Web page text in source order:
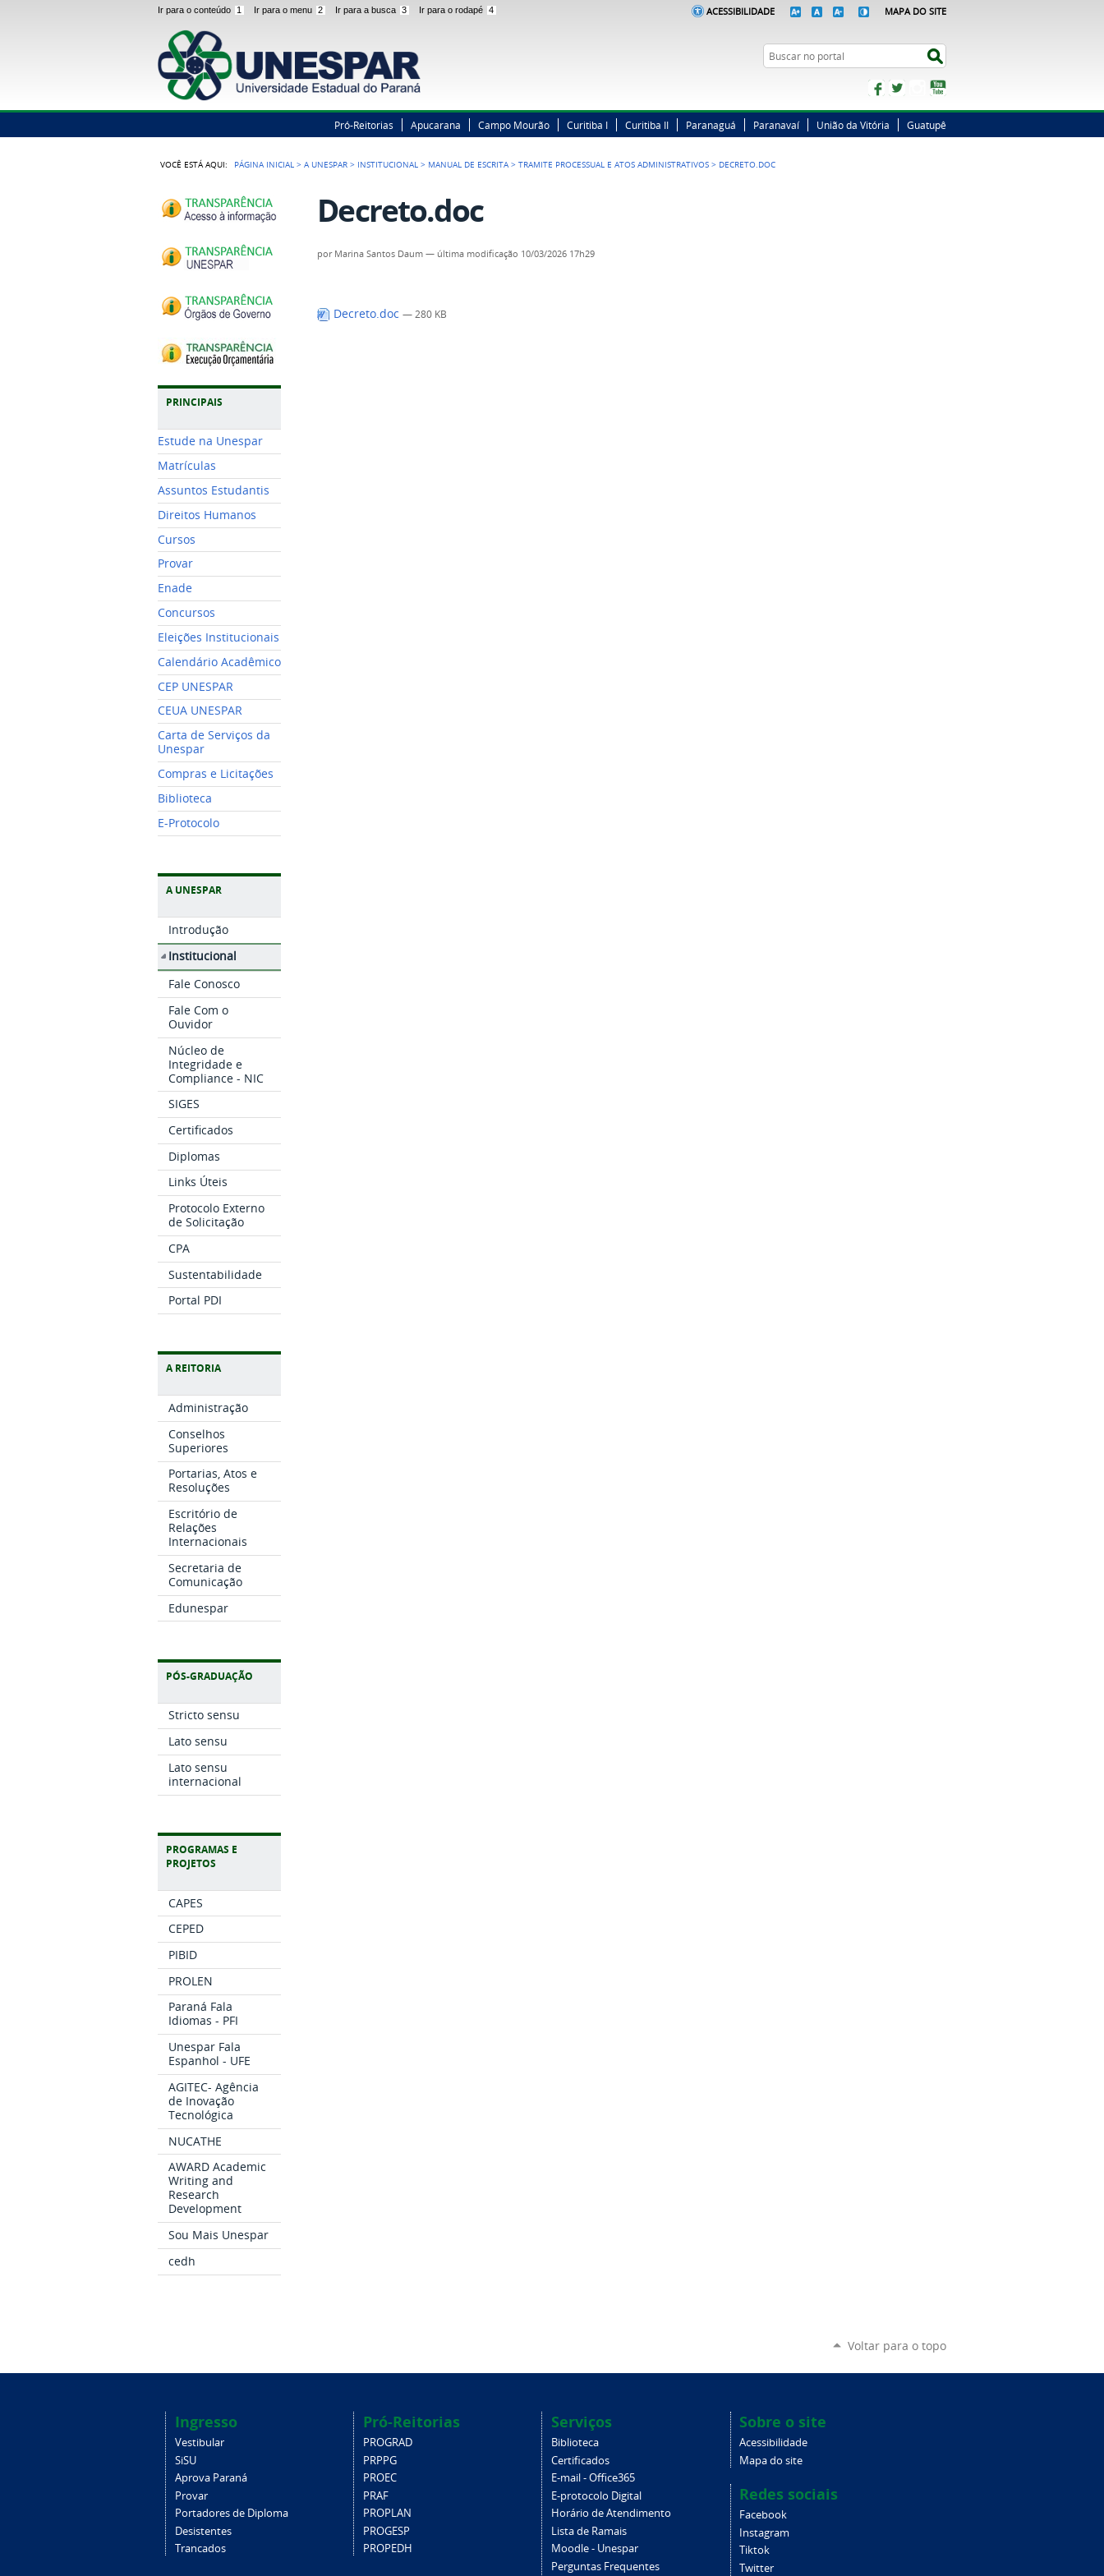
Ir para o conteúdo 1 Ir para o menu 2 Ir para a busca 3 Ir para o rodapé 4 ACESSIBILIDADE MAPA DO SITE
Busca
FacebookTwitterInstagram
Pró-Reitorias Apucarana Campo Mourão Curitiba I Curitiba II Paranaguá Paranavaí União da Vitória Guatupê
VOCÊ ESTÁ AQUI: PÁGINA INICIAL >A UNESPAR > INSTITUCIONAL > MANUAL DE ESCRITA >TRAMITE PROCESSUAL E ATOS ADMINISTRATIVOS > DECRETO.DOC
PRINCIPAIS
Estude na Unespar
Matrículas
Assuntos Estudantis
Direitos Humanos
Cursos
Provar
Enade
Concursos
Eleições Institucionais
Calendário Acadêmico
CEP UNESPAR
CEUA UNESPAR
Carta de Serviços da
Unespar
Compras e Licitações
Biblioteca
E-Protocolo
A UNESPAR
Introdução
Institucional
Fale Conosco
Fale Com o
Ouvidor
Núcleo de
Integridade e
Compliance - NIC
SIGES
Certificados
Diplomas
Links Úteis
Protocolo Externo
de Solicitação
CPA
Sustentabilidade
Portal PDI
A REITORIA
Administração
Conselhos
Superiores
Portarias, Atos e
Resoluções
Escritório de
Relações
Internacionais
Secretaria de
Comunicação
Edunespar
PÓS-GRADUAÇÃO
Stricto sensu
Lato sensu
Lato sensu
internacional
PROGRAMAS E
PROJETOS
CAPES
CEPED
PIBID
PROLEN
Paraná Fala
Idiomas - PFI
Unespar Fala
Espanhol - UFE
AGITEC- Agência
de Inovação
Tecnológica
NUCATHE
AWARD Academic
Writing and
Research
Development
Sou Mais Unespar
cedh
Decreto.doc
por Marina Santos Daum — última modificação 10/03/2026 17h29
Decreto.doc— 280 KB
Voltar para o topo
Ingresso
Vestibular
SiSU
Aprova Paraná
Provar
Portadores de Diploma
Desistentes
Trancados
Pró-Reitorias
PROGRAD
PRPPG
PROEC
PRAF
PROPLAN
PROGESP
PROPEDH
Serviços
Biblioteca
Certificados
E-mail - Office365
E-protocolo Digital
Horário de Atendimento
Lista de Ramais
Moodle - Unespar
Perguntas Frequentes
Sobre o site
Acessibilidade
Mapa do site
Redes sociais
Facebook
Instagram
Tiktok
Twitter